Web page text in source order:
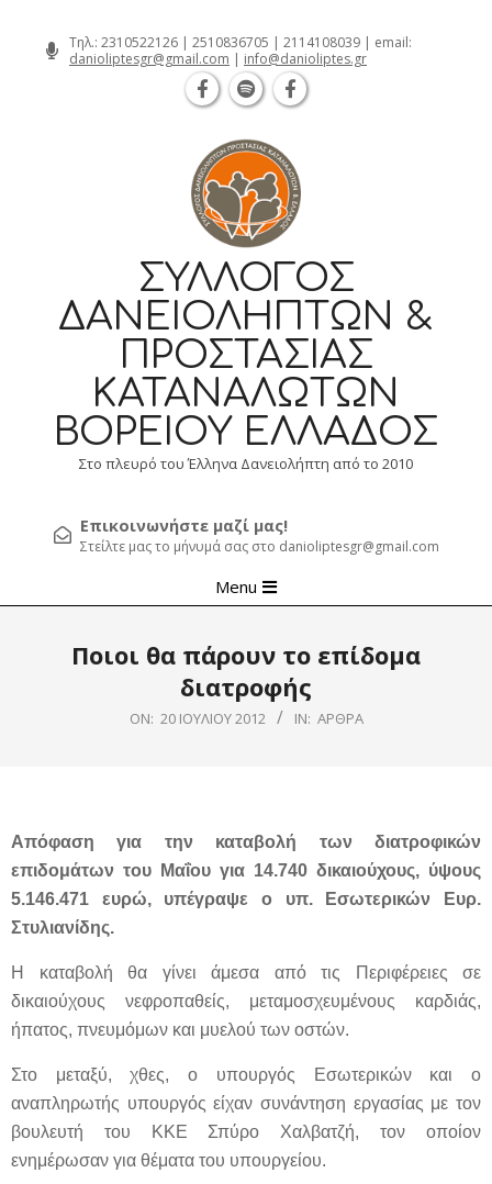
Τηλ.: 2310522126 | 2510836705 | 2114108039 | email:
danioliptesgr@gmail.com | info@danioliptes.gr
ΣΎΛΛΟΓΟΣ
ΔΑΝΕΙΟΛΗΠΤΏΝ &
ΠΡΟΣΤΑΣΊΑΣ
ΚΑΤΑΝΑΛΩΤΏΝ
ΒΟΡΕΊΟΥ ΕΛΛΆΔΟΣ
Στο πλευρό του Έλληνα Δανειολήπτη από το 2010
Επικοινωνήστε μαζί μας!
Στείλτε μας το μήνυμά σας στο danioliptesgr@gmail.com
Navigation
Menu
Ποιοι θα πάρουν το επίδομα
διατροφής
ON: 20 ΙΟΥΛΊΟΥ 2012 IN: ΆΡΘΡΑ
Απόφαση για την καταβολή των διατροφικών
επιδομάτων του Μαΐου για 14.740 δικαιούχους, ύψους
5.146.471 ευρώ, υπέγραψε ο υπ. Εσωτερικών Ευρ.
Στυλιανίδης.
Η καταβολή θα γίνει άμεσα από τις Περιφέρειες σε
δικαιούχους νεφροπαθείς, μεταμοσχευμένους καρδιάς,
ήπατος, πνευμόμων και μυελού των οστών.
Στο μεταξύ, χθες, ο υπουργός Εσωτερικών και ο
αναπληρωτής υπουργός είχαν συνάντηση εργασίας με τον
βουλευτή του ΚΚΕ Σπύρο Χαλβατζή, τον οποίον
ενημέρωσαν για θέματα του υπουργείου.